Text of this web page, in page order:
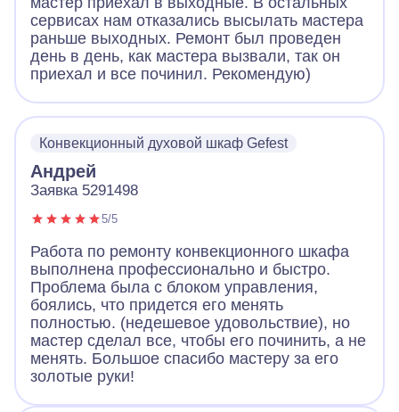
сервисах нам отказались высылать мастера
раньше выходных. Ремонт был проведен
день в день, как мастера вызвали, так он
приехал и все починил. Рекомендую)
Конвекционный духовой шкаф Gefest
Андрей
Заявка 5291498
5/5
Работа по ремонту конвекционного шкафа
выполнена профессионально и быстро.
Проблема была с блоком управления,
боялись, что придется его менять
полностью. (недешевое удовольствие), но
мастер сделал все, чтобы его починить, а не
менять. Большое спасибо мастеру за его
золотые руки!